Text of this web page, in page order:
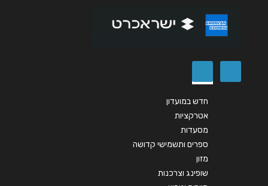
חדש במועדון
אטרקציות
מסעדות
ספרים ותשמישי קדושה
מזון
שופינג וצרכנות